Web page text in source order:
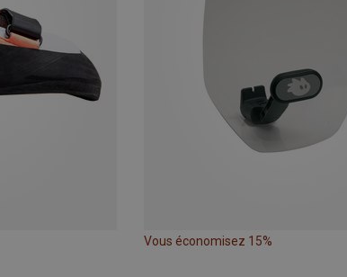
Vous économisez 15%